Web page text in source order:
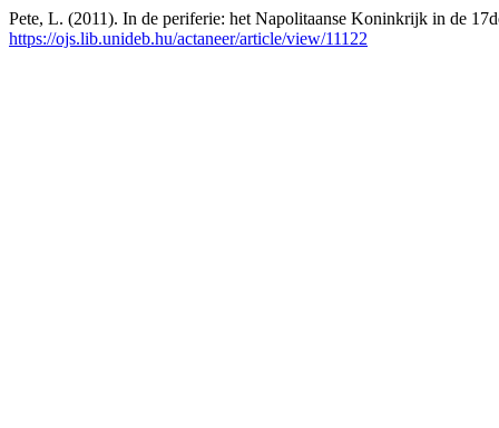
Pete, L. (2011). In de periferie: het Napolitaanse Koninkrijk in de
https://ojs.lib.unideb.hu/actaneer/article/view/11122